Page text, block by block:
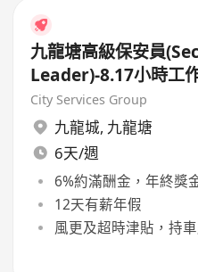
九龍塘高級保安員
Leader)-8.17小時工
City Services Group
九龍城, 九龍塘
6天/週
6%約滿酬金，年終獎
12天有薪年假
風更及超時津貼，持